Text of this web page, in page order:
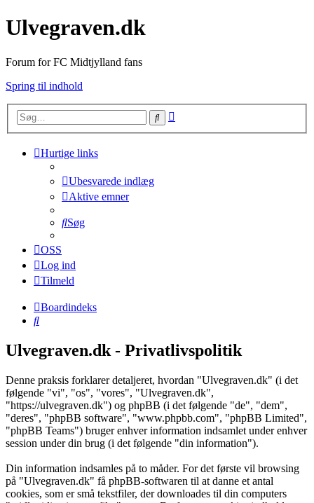
Ulvegraven.dk
Forum for FC Midtjylland fans
Spring til indhold
Søg
Hurtige links
Ubesvarede indlæg
Aktive emner
Søg
OSS
Log ind
Tilmeld
Boardindeks
Søg
Ulvegraven.dk - Privatlivspolitik
Denne praksis forklarer detaljeret, hvordan "Ulvegraven.dk" (i det
følgende "vi", "os", "vores", "Ulvegraven.dk",
"https://ulvegraven.dk") og phpBB (i det følgende "de", "dem",
"deres", "phpBB software", "www.phpbb.com", "phpBB Limited",
"phpBB Teams") bruger enhver information indsamlet under enhver
session under din brug (i det følgende "din information").
Din information indsamles på to måder. For det første vil browsing
på "Ulvegraven.dk" få phpBB-softwaren til at danne et antal
cookies, som er små tekstfiler, der downloades til din computers